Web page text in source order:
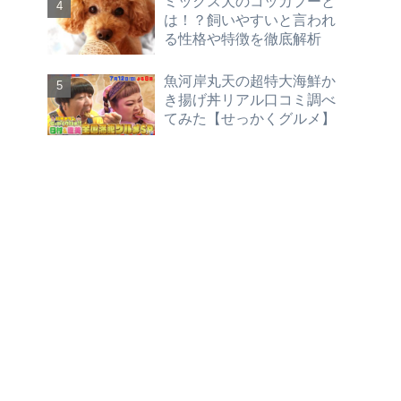
は！？飼いやすいと言われ
る性格や特徴を徹底解析
魚河岸丸天の超特大海鮮か
き揚げ丼リアル口コミ調べ
てみた【せっかくグルメ】